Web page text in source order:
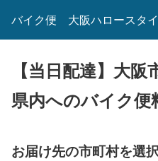
バイク便 大阪ハロースタ
【当日配達】大
県内へのバイク便
お届け先の市町村を選